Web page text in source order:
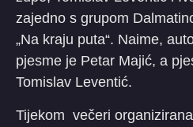
zajedno s grupom
„Na kraju puta“. Naime,
pjesme je Petar Majić, a
Tomislav Leventić.
Tijekom večeri